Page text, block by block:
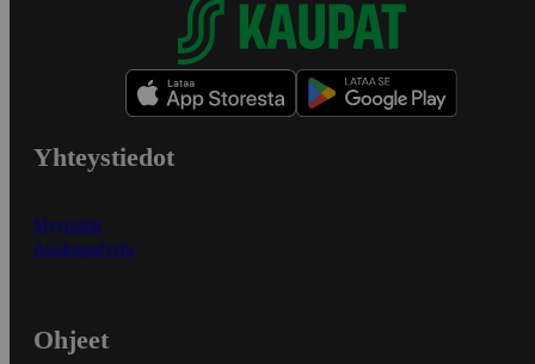
Yhteystiedot
Myymälät
Asiakaspalvelu
Ohjeet